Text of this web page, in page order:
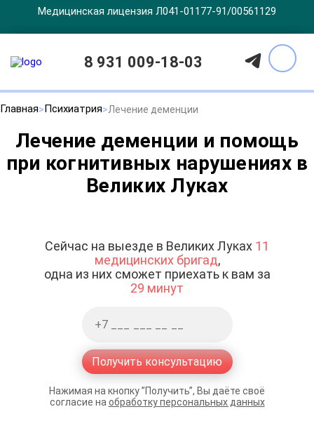
Медицинская лицензия Л041-01177-91/00561129
8 931 009-18-03
Главная Психиатрия Лечение деменции
Лечение деменции и помощь
при когнитивных нарушениях в
Великих Луках
Сейчас на выезде в Великих Луках 11
медицинских бригад,
одна из них сможет приехать к вам за
29 минут
Получить консультацию
Нажимая на кнопку ”Получить”, Вы даёте своё
согласие на обработку персональных данных